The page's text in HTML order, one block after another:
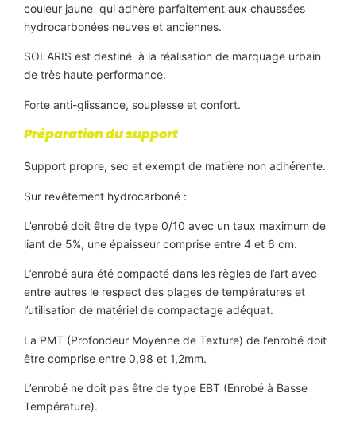
couleur jaune qui adhère parfaitement aux chaussées
hydrocarbonées neuves et anciennes.
SOLARIS est destiné à la réalisation de marquage urbain
de très haute performance.
Forte anti-glissance, souplesse et confort.
Préparation du support
Support propre, sec et exempt de matière non adhérente.
Sur revêtement hydrocarboné :
L’enrobé doit être de type 0/10 avec un taux maximum de
liant de 5%, une épaisseur comprise entre 4 et 6 cm.
L’enrobé aura été compacté dans les règles de l’art avec
entre autres le respect des plages de températures et
l’utilisation de matériel de compactage adéquat.
La PMT (Profondeur Moyenne de Texture) de l’enrobé doit
être comprise entre 0,98 et 1,2mm.
L’enrobé ne doit pas être de type EBT (Enrobé à Basse
Température).